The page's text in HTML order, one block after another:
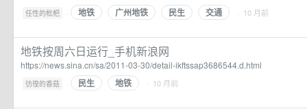
任性的枇杷 · 地铁 广州地铁 民生 交通 · 10 月前
地铁按周六日运行_手机新浪网
https://news.sina.cn/sa/2011-03-30/detail-ikftssap3686544.d.html
彷徨的香菇 · 民生 地铁 · 10 月前